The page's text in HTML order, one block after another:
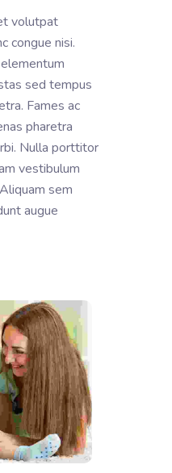
volutpat
congue nisi.
sed tempus
Fames ac
pharetra
Nulla porttitor
vestibulum
sem
augue